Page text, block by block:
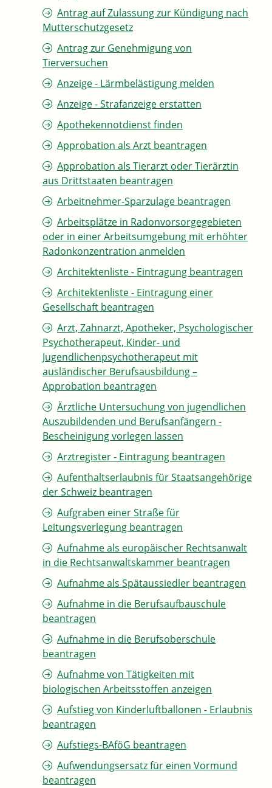
Antrag auf Zulassung zur Kündigung nach
Mutterschutzgesetz
Antrag zur Genehmigung von
Tierversuchen
Anzeige - Lärmbelästigung melden
Anzeige - Strafanzeige erstatten
Apothekennotdienst finden
Approbation als Arzt beantragen
Approbation als Tierarzt oder Tierärztin
aus Drittstaaten beantragen
Arbeitnehmer-Sparzulage beantragen
Arbeitsplätze in Radonvorsorgegebieten
oder in einer Arbeitsumgebung mit erhöhter
Radonkonzentration anmelden
Architektenliste - Eintragung beantragen
Architektenliste - Eintragung einer
Gesellschaft beantragen
Arzt, Zahnarzt, Apotheker, Psychologischer
Psychotherapeut, Kinder- und
Jugendlichenpsychotherapeut mit
ausländischer Berufsausbildung –
Approbation beantragen
Ärztliche Untersuchung von jugendlichen
Auszubildenden und Berufsanfängern -
Bescheinigung vorlegen lassen
Arztregister - Eintragung beantragen
Aufenthaltserlaubnis für Staatsangehörige
der Schweiz beantragen
Aufgraben einer Straße für
Leitungsverlegung beantragen
Aufnahme als europäischer Rechtsanwalt
in die Rechtsanwaltskammer beantragen
Aufnahme als Spätaussiedler beantragen
Aufnahme in die Berufsaufbauschule
beantragen
Aufnahme in die Berufsoberschule
beantragen
Aufnahme von Tätigkeiten mit
biologischen Arbeitsstoffen anzeigen
Aufstieg von Kinderluftballonen - Erlaubnis
beantragen
Aufstiegs-BAföG beantragen
Aufwendungsersatz für einen Vormund
beantragen